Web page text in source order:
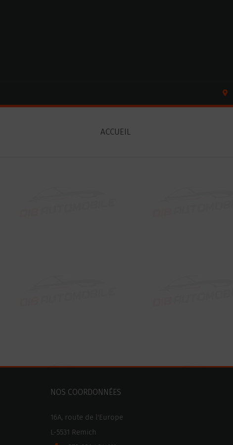
ACCUEIL
NOS COORDONNÉES
16A, route de l'Europe
L-5531 Remich